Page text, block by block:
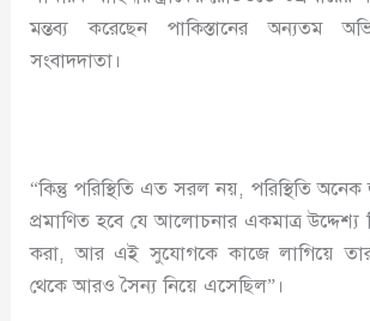
মন্তব্য করেছেন পাকিস্তানের অন্যতম
সংবাদদাতা।
“কিন্তু পরিস্থিতি এত সরল নয়, পরিস্থিতি
প্রমাণিত হবে যে আলোচনার একমাত্র উদ্দেশ্য
করা, আর এই সুযোগকে কাজে লাগিয়ে তারা
থেকে আরও সৈন্য নিয়ে এসেছিল”।